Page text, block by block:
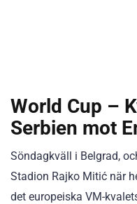
World Cup –
Serbien mot
Söndagkväll i Belgrad,
Stadion Rajko Mitić när
det europeiska VM-